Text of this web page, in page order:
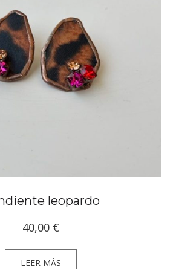
leopardo
40,00 €
LEER MÁS